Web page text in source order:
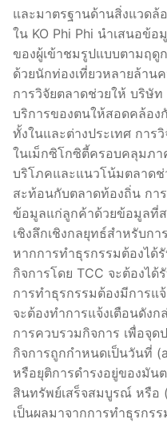
และมาตรฐานด้านสิ่งแวดล้
ใน KO Phi Phi นำเสนอข้อ
ของผู้เข้าชมรูปแบบตามฤดู
ด้วยนักท่องเที่ยวหลายล้าน
การวิจัยตลาดช่วยให้ บริษั
บริการของตนให้สอดคล้อง
ทั้งในและต่างประเทศ การ
ในเม็กซิโกซิตี้ครอบคลุมภ
บริโภคและแนวโน้มตลาด
สะท้อนกับตลาดท้องถิ่น กา
ข้อมูลแก่ลูกค้าด้วยข้อมูลที่
เชิงลึกเชิงกลยุทธ์สำหรับก
หากการทำธุรกรรมต้องได้
กิจการโดย TCC จะต้องไ
การทำธุรกรรมต้องมีการแ
จะต้องทำการแจ้งเตือนดัง
การควบรวมกิจการ เพื่อจุ
กิจการถูกกำหนดเป็นวันที่
หรือยุติการดำรงอยู่ของมัน
สินทรัพย์เสร็จสมบูรณ์ หรือ
เป็นผลมาจากการทำธุรกรร